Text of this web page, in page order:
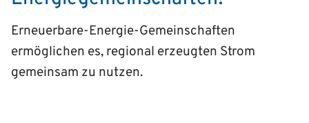
Erneuerbare-Energie-Gemeinschaften
ermöglichen es, regional erzeugten Strom
gemeinsam zu nutzen.